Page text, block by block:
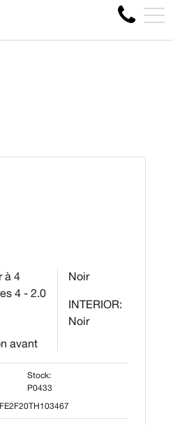
VOTRE AUTO PEU
Montréal, QC, CA H1S 1A2
EN
à 4
4 - 2.0
avant
Noir
INTERIOR:
Noir
Stock:
P0433